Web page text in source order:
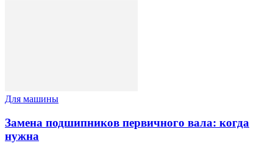
Для машины
Замена подшипников первичного вала: когда
нужна